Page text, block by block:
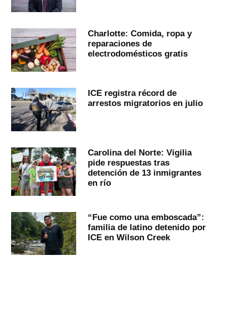
Charlotte: Comida, ropa y
reparaciones de
electrodomésticos gratis
ICE registra récord de
arrestos migratorios en julio
Carolina del Norte: Vigilia
pide respuestas tras
detención de 13 inmigrantes
en río
“Fue como una emboscada”:
familia de latino detenido por
ICE en Wilson Creek